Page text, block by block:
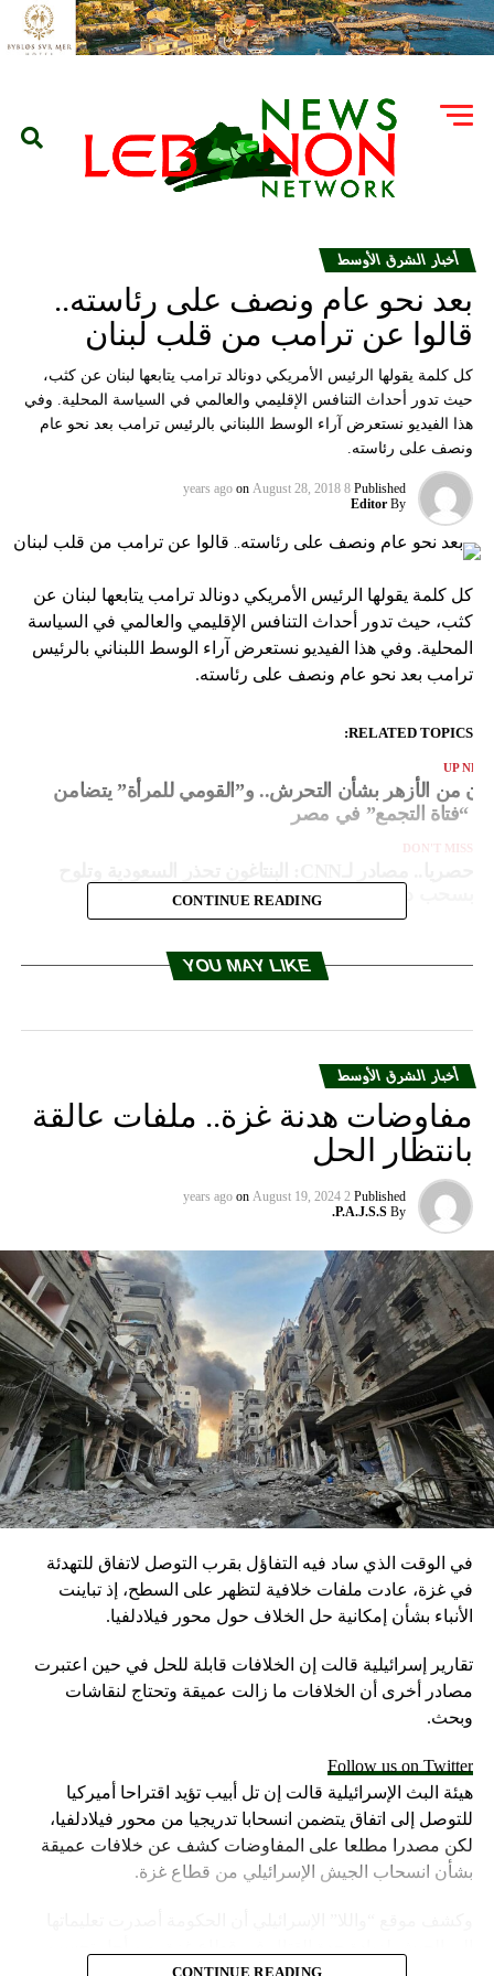
أخبار الشرق الأوسط
بعد نحو عام ونصف على رئاسته..
قالوا عن ترامب من قلب لبنان
كل كلمة يقولها الرئيس الأمريكي دونالد ترامب يتابعها لبنان عن كثب،
حيث تدور أحداث التنافس الإقليمي والعالمي في السياسة المحلية. وفي
هذا الفيديو نستعرض آراء الوسط اللبناني بالرئيس ترامب بعد نحو عام
ونصف على رئاسته.
Published
8 years ago
on August 28, 2018
By
Editor
كل كلمة يقولها الرئيس الأمريكي دونالد ترامب يتابعها لبنان عن
كثب، حيث تدور أحداث التنافس الإقليمي والعالمي في السياسة
المحلية. وفي هذا الفيديو نستعرض آراء الوسط اللبناني بالرئيس
ترامب بعد نحو عام ونصف على رئاسته.
RELATED TOPICS:
UP
من الأزهر بشأن التحرش.. و”القومي للمرأة” يتضامن
“فتاة التجمع” في مصر
DON'T MISS
بسحب دعمها في اليمنCONTINUE READING
YOU MAY LIKE
أخبار الشرق الأوسط
مفاوضات هدنة غزة.. ملفات عالقة
بانتظار الحل
Published
2 years ago
on August 19, 2024
By
P.A.J.S.S.
في الوقت الذي ساد فيه التفاؤل بقرب التوصل لاتفاق للتهدئة
في غزة، عادت ملفات خلافية لتظهر على السطح، إذ تباينت
الأنباء بشأن إمكانية حل الخلاف حول محور فيلادلفيا.
تقارير إسرائيلية قالت إن الخلافات قابلة للحل في حين اعتبرت
مصادر أخرى أن الخلافات ما زالت عميقة وتحتاج لنقاشات
وبحث.
Follow us on Twitter
هيئة البث الإسرائيلية قالت إن تل أبيب تؤيد اقتراحا أميركيا
للتوصل إلى اتفاق يتضمن انسحابا تدريجيا من محور فيلادلفيا،
لكن مصدرا مطلعا على المفاوضات كشف عن خلافات عميقة
بشأن انسحاب الجيش الإسرائيلي من قطاع غزة.
CONTINUE READING